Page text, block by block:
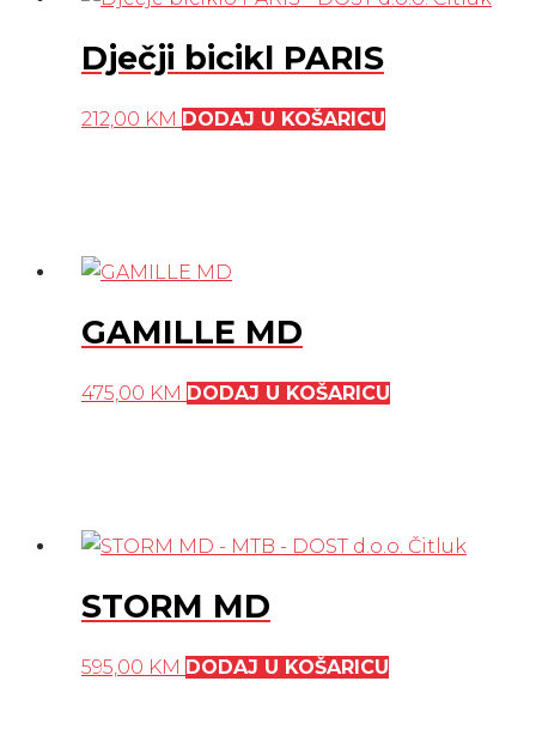
Dječji bicikl PARIS
212,00 KM DODAJ U KOŠARICU
GAMILLE MD
475,00 KM DODAJ U KOŠARICU
STORM MD
595,00 KM DODAJ U KOŠARICU